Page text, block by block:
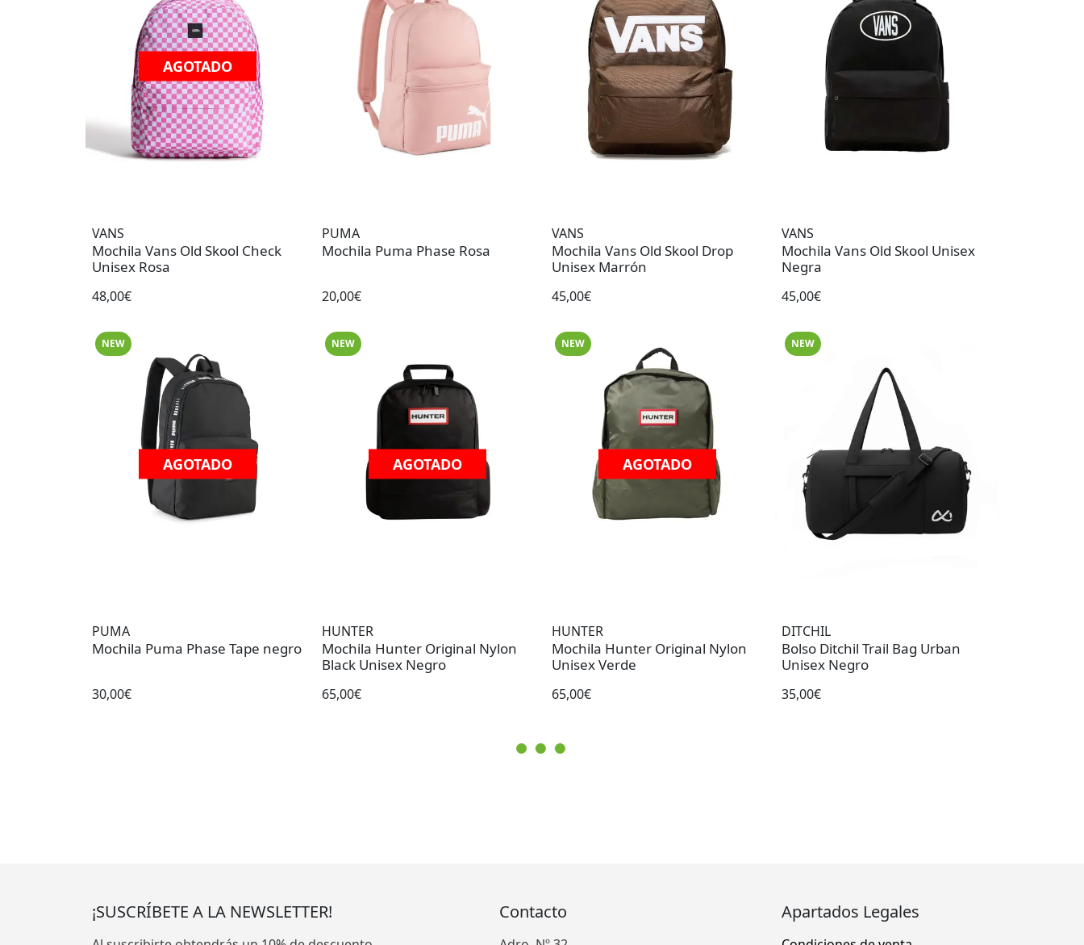
AGOTADO
VANS
Mochila Vans Old Skool Check
Unisex Rosa
48,00€
PUMA
Mochila Puma Phase Rosa
20,00€
VANS
Mochila Vans Old Skool Drop
Unisex Marrón
45,00€
VANS
Mochila Vans Old Skool Unisex
Negra
45,00€
NEW
AGOTADO
PUMA
Mochila Puma Phase Tape negro
30,00€
NEW
AGOTADO
HUNTER
Mochila Hunter Original Nylon
Black Unisex Negro
65,00€
NEW
AGOTADO
HUNTER
Mochila Hunter Original Nylon
Unisex Verde
65,00€
NEW
DITCHIL
Bolso Ditchil Trail Bag Urban
Unisex Negro
35,00€
¡SUSCRÍBETE A LA NEWSLETTER! Contacto Apartados Legales